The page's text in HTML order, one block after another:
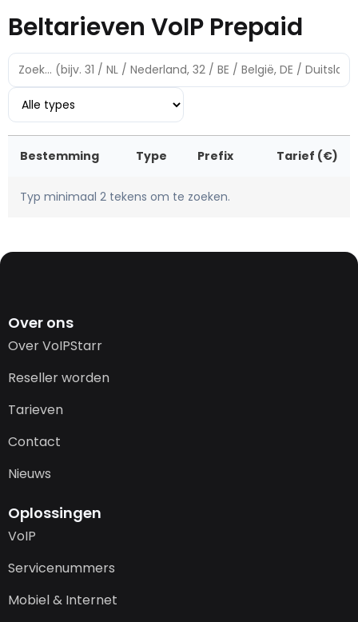
Beltarieven VoIP Prepaid
Bestemming Type Prefix Tarief (€)
Typ minimaal 2 tekens om te zoeken.
Over ons
Over VoIPStarr
Reseller worden
Tarieven
Contact
Nieuws
Oplossingen
VoIP
Servicenummers
Mobiel & Internet